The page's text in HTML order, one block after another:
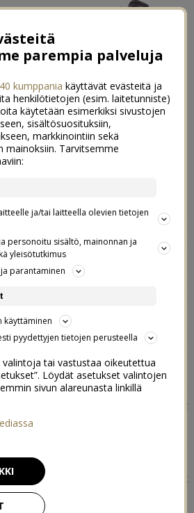
joululahjavinkit
jo kaksi tyyppiä, joita ei enää
vaan toivelistalta löytyy ihan
vielä 11-vuotiaana esimerkiksi
mutta vitosen ja kutosen
pakkasin barbiet ja Bratzit ja
Silti leikin kyllä tyytyväisenä vielä
serkkuni kanssa barbie-
aina kun oltiin Oulussa hänen
kaikilla leluilla, eikä leluja ole
ne ovat menneet suoraan
Mutta omia uusia leluja he eivät
tiedä selittyykö se enemmän sillä,
paljoa kiinnosta. Tähän listalle
meillä esiteinit ovat toivoneet
parempia palveluja
40 kumppania käyttävät evästeitä ja
henkilötietojen (esim. laitetunniste)
käytetään esimerkiksi sivustojen
sisältösuosituksiin,
markkinointiin sekä
mainoksiin. Tarvitsemme
ja/tai laitteella olevien tietojen
personoitu sisältö, mainonnan ja
yleisötutkimus
parantaminen
käyttäminen
pyydettyjen tietojen perusteella
tai vastustaa oikeutettua
Löydät asetukset valintojen
sivun alareunasta linkillä